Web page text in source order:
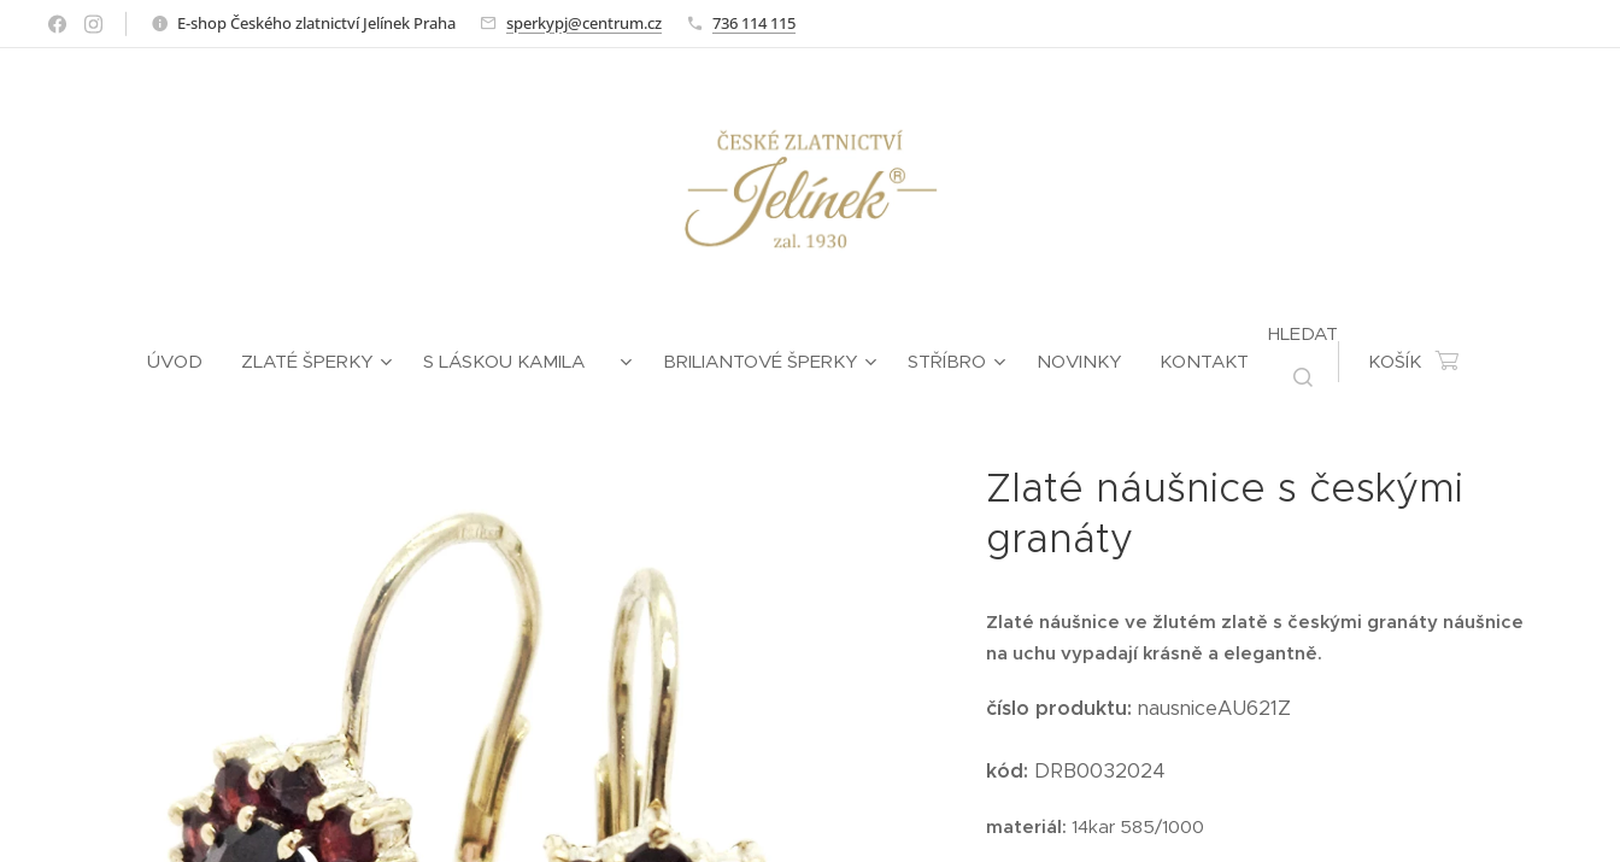
E-shop Českého zlatnictví Jelínek Praha sperkypj@centrum.cz 736 114 115
ÚVOD ZLATÉ ŠPERKY S LÁSKOU KAMILA ❤ BRILIANTOVÉ ŠPERKY STŘÍBRO NOVINKY KONTAKT
HLEDAT
KOŠÍK
Zlaté náušnice s českými
granáty
Zlaté náušnice ve žlutém zlatě s českými granáty náušnice
na uchu vypadají krásně a elegantně.
číslo produktu:nausniceAU621Z
kód: DRB0032024
materiál:14kar 585/1000